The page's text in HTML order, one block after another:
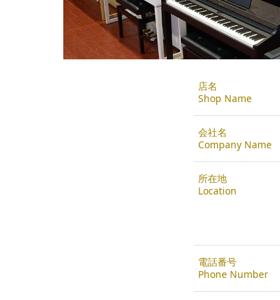
店名
Shop Name
会社名
Company Name
所在地
Location
電話番号
Phone Number